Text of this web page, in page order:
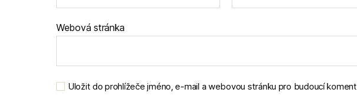
Webová stránka
Uložit do prohlížeče jméno, e-mail a webovou stránku pro budoucí